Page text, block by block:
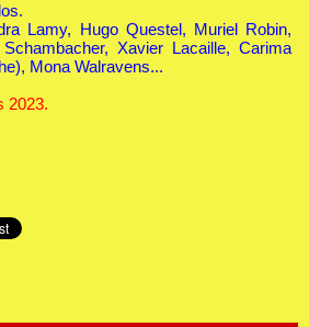
Lamy, Hugo Questel, Muriel Robin,
Xavier Lacaille, Carima
Mona Walravens...
2023.